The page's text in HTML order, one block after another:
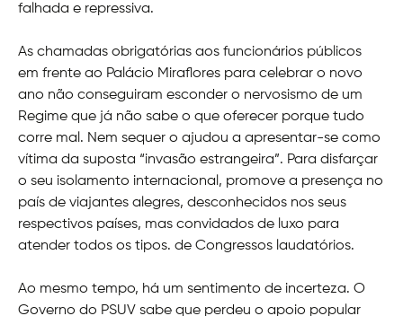
falhada e repressiva.
As chamadas obrigatórias aos funcionários públicos
em frente ao Palácio Miraflores para celebrar o novo
ano não conseguiram esconder o nervosismo de um
Regime que já não sabe o que oferecer porque tudo
corre mal. Nem sequer o ajudou a apresentar-se como
vítima da suposta “invasão estrangeira”. Para disfarçar
o seu isolamento internacional, promove a presença no
país de viajantes alegres, desconhecidos nos seus
respectivos países, mas convidados de luxo para
atender todos os tipos. de Congressos laudatórios.
Ao mesmo tempo, há um sentimento de incerteza. O
Governo do PSUV sabe que perdeu o apoio popular